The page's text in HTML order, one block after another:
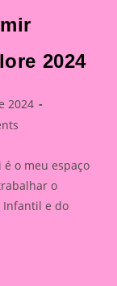
2024
2024
o meu espaço
o
Infantil e do